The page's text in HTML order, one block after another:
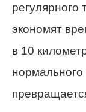
регулярного
экономят
в 10